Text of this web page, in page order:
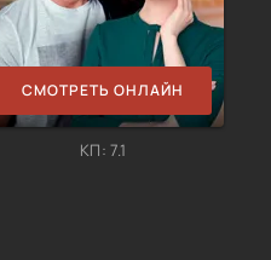
СМОТРЕТЬ ОНЛАЙН
КП: 7.1